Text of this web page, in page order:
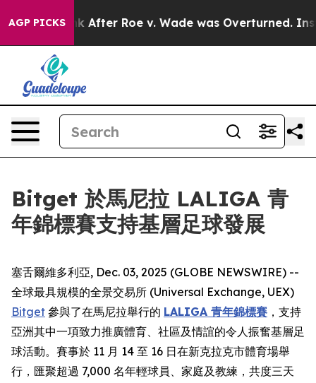
AGP PICKS
to Tank After Roe v. Wade was Overturned.
Bitget 於馬尼拉 LALIGA 青
年錦標賽支持基層足球發展
塞舌爾維多利亞, Dec. 03, 2025 (GLOBE NEWSWIRE) --
全球最具規模的全景交易所 (Universal Exchange, UEX)
Bitget 參與了在馬尼拉舉行的 LALIGA 青年錦標賽 ，支持
亞洲其中一項致力推廣體育、社區及情誼的令人振奮基層足
球活動。賽事於 11 月 14 至 16 日在新克拉克市體育場舉
行，匯聚超過 7,000 名年輕球員、家庭及教練，共度三天